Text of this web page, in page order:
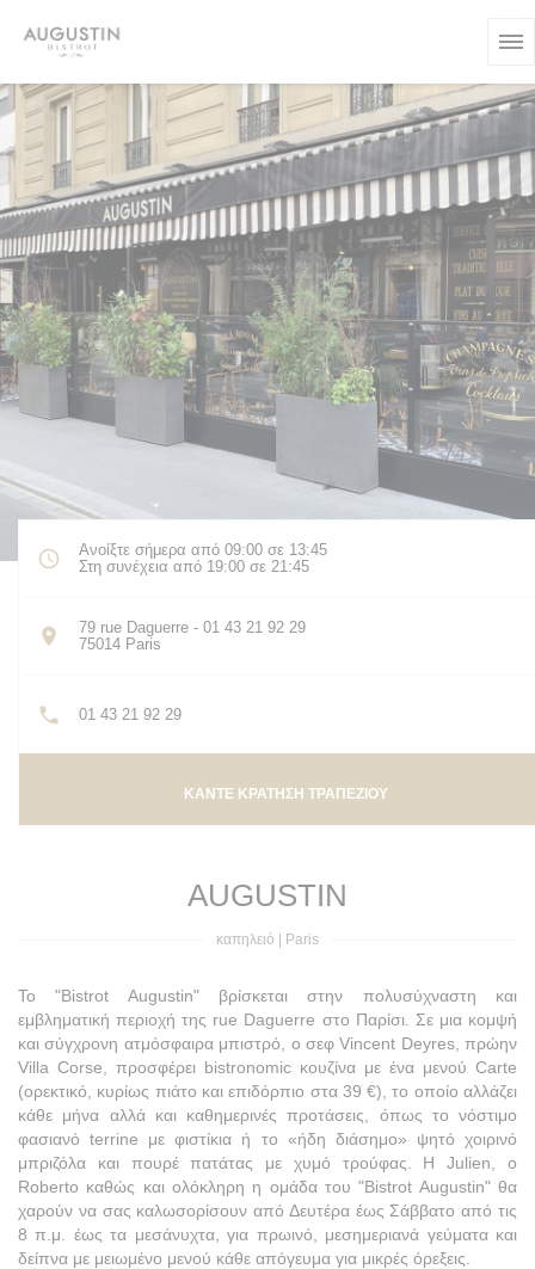
Ανοίξτε σήμερα από 09:00 σε 13:45
Στη συνέχεια από 19:00 σε 21:45
79 rue Daguerre - 01 43 21 92 29
75014 Paris
01 43 21 92 29
ΚΆΝΤΕ ΚΡΆΤΗΣΗ ΤΡΑΠΕΖΙΟΎ
AUGUSTIN
καπηλειό Paris
Το "Bistrot Augustin" βρίσκεται στην πολυσύχναστη και
εμβληματική περιοχή της rue Daguerre στο Παρίσι. Σε μια κομψή
και σύγχρονη ατμόσφαιρα μπιστρό, ο σεφ Vincent Deyres, πρώην
Villa Corse, προσφέρει bistronomic κουζίνα με ένα μενού Carte
(ορεκτικό, κυρίως πιάτο και επιδόρπιο στα 39 €), το οποίο αλλάζει
κάθε μήνα αλλά και καθημερινές προτάσεις, όπως το νόστιμο
φασιανό terrine με φιστίκια ή το «ήδη διάσημο» ψητό χοιρινό
μπριζόλα και πουρέ πατάτας με χυμό τρούφας. Η Julien, ο
Roberto καθώς και ολόκληρη η ομάδα του "Bistrot Augustin" θα
χαρούν να σας καλωσορίσουν από Δευτέρα έως Σάββατο από τις
8 π.μ. έως τα μεσάνυχτα, για πρωινό, μεσημεριανά γεύματα και
δείπνα με μειωμένο μενού κάθε απόγευμα για μικρές όρεξεις.